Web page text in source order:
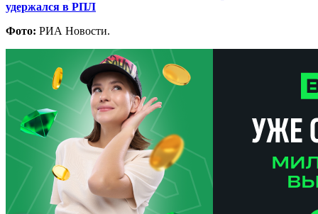
удержался в РПЛ
Фото: РИА Новости.